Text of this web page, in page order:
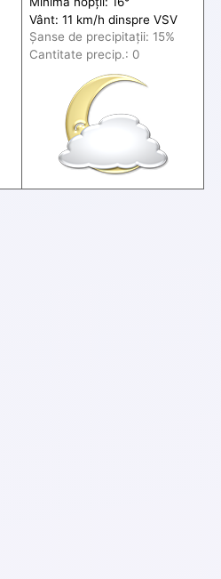
Vânt: 11 km/h dinspre VSV
Șanse de precipitații: 15%
Cantitate precip.: 0